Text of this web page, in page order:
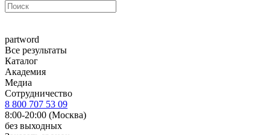
partword
Все результаты
Каталог
Академия
Медиа
Сотрудничество
8 800 707 53 09
8:00-20:00 (Москва)
без выходных